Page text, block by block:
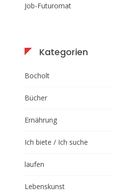
Job-Futuromat
Kategorien
Bocholt
Bücher
Ernährung
Ich biete / Ich suche
laufen
Lebenskunst